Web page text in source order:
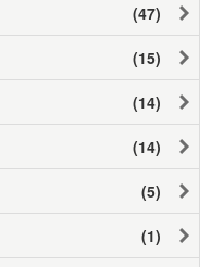
(47)
(15)
(14)
(14)
(5)
(1)